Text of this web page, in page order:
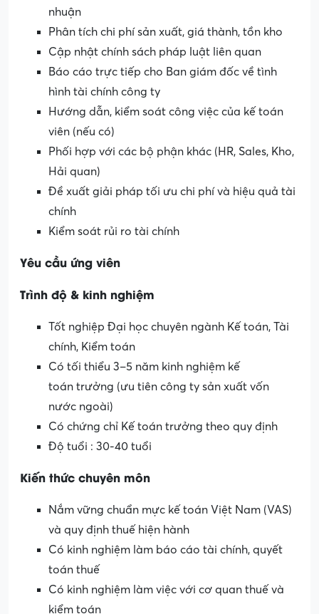
nhuận
Phân tích chi phí sản xuất, giá thành, tồn kho
Cập nhật chính sách pháp luật liên quan
Báo cáo trực tiếp cho Ban giám đốc về tình
hình tài chính công ty
Hướng dẫn, kiểm soát công việc của kế toán
viên (nếu có)
Phối hợp với các bộ phận khác (HR, Sales, Kho,
Hải quan)
Đề xuất giải pháp tối ưu chi phí và hiệu quả tài
chính
Kiểm soát rủi ro tài chính
Yêu cầu ứng viên
Trình độ & kinh nghiệm
Tốt nghiệp Đại học chuyên ngành Kế toán, Tài
chính, Kiểm toán
Có tối thiểu 3–5 năm kinh nghiệm kế
toán trưởng (ưu tiên công ty sản xuất vốn
nước ngoài)
Có chứng chỉ Kế toán trưởng theo quy định
Độ tuổi : 30-40 tuổi
Kiến thức chuyên môn
Nắm vững chuẩn mực kế toán Việt Nam (VAS)
và quy định thuế hiện hành
Có kinh nghiệm làm báo cáo tài chính, quyết
toán thuế
Có kinh nghiệm làm việc với cơ quan thuế và
kiểm toán